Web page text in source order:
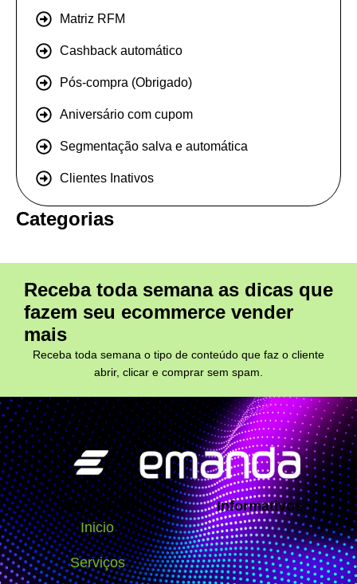
Matriz RFM
Cashback automático
Pós-compra (Obrigado)
Aniversário com cupom
Segmentação salva e automática
Clientes Inativos
Categorias
Receba toda semana as dicas que
fazem seu ecommerce vender
mais
Receba toda semana o tipo de conteúdo que faz o cliente
abrir, clicar e comprar sem spam.
Navegação
Inicio
Serviços
Informativos